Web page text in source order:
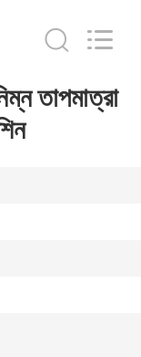
তাপমাত্রা